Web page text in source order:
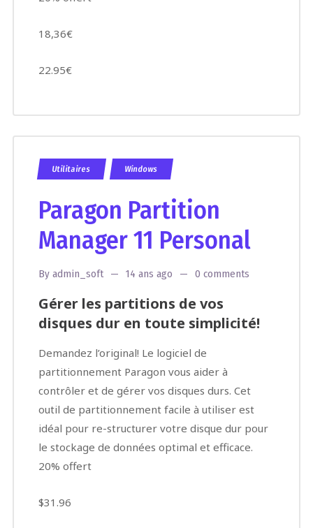
18,36€
22.95€
Utilitaires Windows
Paragon Partition
Manager 11 Personal
By admin_soft 14 ans ago 0 comments
Gérer les partitions de vos
disques dur en toute simplicité!
Demandez l’original! Le logiciel de
partitionnement Paragon vous aider à
contrôler et de gérer vos disques durs. Cet
outil de partitionnement facile à utiliser est
idéal pour re-structurer votre disque dur pour
le stockage de données optimal et efficace.
20% offert
$31.96